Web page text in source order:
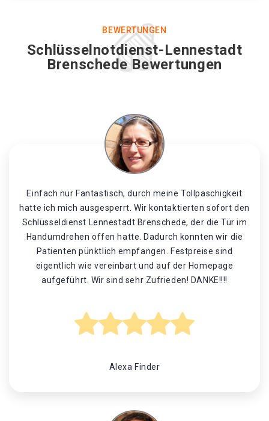
BEWERTUNGEN
Schlüsselnotdienst-Lennestadt
Brenschede Bewertungen
Einfach nur Fantastisch, durch meine Tollpaschigkeit
hatte ich mich ausgesperrt. Wir kontaktierten sofort den
Schlüsseldienst Lennestadt Brenschede, der die Tür im
Handumdrehen offen hatte. Dadurch konnten wir die
Patienten pünktlich empfangen. Festpreise sind
eigentlich wie vereinbart und auf der Homepage
aufgeführt. Wir sind sehr Zufrieden! DANKE!!!!
Alexa Finder